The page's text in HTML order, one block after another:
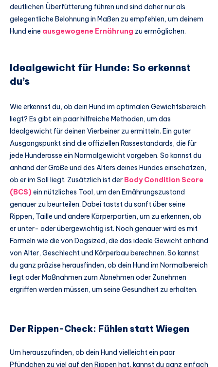
deutlichen Überfütterung führen und sind daher nur als
gelegentliche Belohnung in Maßen zu empfehlen, um deinem
Hund eine ausgewogene Ernährung zu ermöglichen.
Idealgewicht für Hunde: So erkennst
du’s
Wie erkennst du, ob dein Hund im optimalen Gewichtsbereich
liegt? Es gibt ein paar hilfreiche Methoden, um das
Idealgewicht für deinen Vierbeiner zu ermitteln. Ein guter
Ausgangspunkt sind die offiziellen Rassestandards, die für
jede Hunderasse ein Normalgewicht vorgeben. So kannst du
anhand der Größe und des Alters deines Hundes einschätzen,
ob er im Soll liegt. Zusätzlich ist der Body Condition Score
(BCS)ein nützliches Tool, um den Ernährungszustand
genauer zu beurteilen. Dabei tastst du sanft über seine
Rippen, Taille und andere Körperpartien, um zu erkennen, ob
er unter- oder übergewichtig ist. Noch genauer wird es mit
Formeln wie die von Dogsized, die das ideale Gewicht anhand
von Alter, Geschlecht und Körperbau berechnen. So kannst
du ganz präzise herausfinden, ob dein Hund im Normalbereich
liegt oder Maßnahmen zum Abnehmen oder Zunehmen
ergriffen werden müssen, um seine Gesundheit zu erhalten.
Der Rippen-Check: Fühlen statt Wiegen
Um herauszufinden, ob dein Hund vielleicht ein paar
Pfündchen zu viel auf den Rippen hat, kannst du ganz einfach